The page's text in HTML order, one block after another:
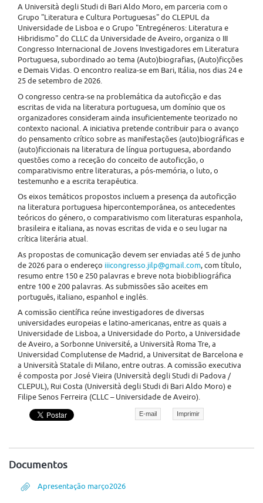
A Università degli Studi di Bari Aldo Moro, em parceria com o
Grupo "Literatura e Cultura Portuguesas" do CLEPUL da
Universidade de Lisboa e o Grupo "Entregéneros: Literatura e
Hibridismo" do CLLC da Universidade de Aveiro, organiza o III
Congresso Internacional de Jovens Investigadores em Literatura
Portuguesa, subordinado ao tema (Auto)biografias, (Auto)ficções
e Demais Vidas. O encontro realiza-se em Bari, Itália, nos dias 24 e
25 de setembro de 2026.
O congresso centra-se na problemática da autoficção e das
escritas de vida na literatura portuguesa, um domínio que os
organizadores consideram ainda insuficientemente teorizado no
contexto nacional. A iniciativa pretende contribuir para o avanço
do pensamento crítico sobre as manifestações (auto)biográficas e
(auto)ficcionais na literatura de língua portuguesa, abordando
questões como a receção do conceito de autoficção, o
comparativismo entre literaturas, a pós-memória, o luto, o
testemunho e a escrita terapêutica.
Os eixos temáticos propostos incluem a presença da autoficção
na literatura portuguesa hipercontemporânea, os antecedentes
teóricos do género, o comparativismo com literaturas espanhola,
brasileira e italiana, as novas escritas de vida e o seu lugar na
crítica literária atual.
As propostas de comunicação devem ser enviadas até 5 de junho
de 2026 para o endereço iiicongresso.jilp@gmail.com, com título,
resumo entre 150 e 250 palavras e breve nota biobibliográfica
entre 100 e 200 palavras. As submissões são aceites em
português, italiano, espanhol e inglês.
A comissão científica reúne investigadores de diversas
universidades europeias e latino-americanas, entre as quais a
Universidade de Lisboa, a Universidade do Porto, a Universidade
de Aveiro, a Sorbonne Université, a Università Roma Tre, a
Universidad Complutense de Madrid, a Universitat de Barcelona e
a Università Statale di Milano, entre outras. A comissão executiva
é composta por José Vieira (Università degli Studi di Padova /
CLEPUL), Rui Costa (Università degli Studi di Bari Aldo Moro) e
Filipe Senos Ferreira (CLLC – Universidade de Aveiro).
E-mail Imprimir
Documentos
Apresentação março2026